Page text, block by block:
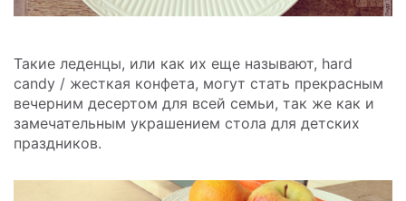
Такие леденцы, или как их еще называют, hard
candy / жесткая конфета, могут стать прекрасным
вечерним десертом для всей семьи, так же как и
замечательным украшением стола для детских
праздников.